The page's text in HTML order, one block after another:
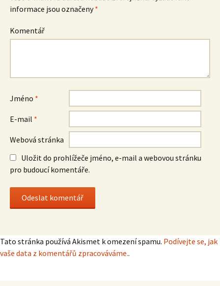
informace jsou označeny*
Komentář
Jméno *
E-mail *
Webová stránka
Uložit do prohlížeče jméno, e-mail a webovou stránku
pro budoucí komentáře.
Tato stránka používá Akismet k omezení spamu. Podívejte se, jak
vaše data z komentářů zpracováváme..